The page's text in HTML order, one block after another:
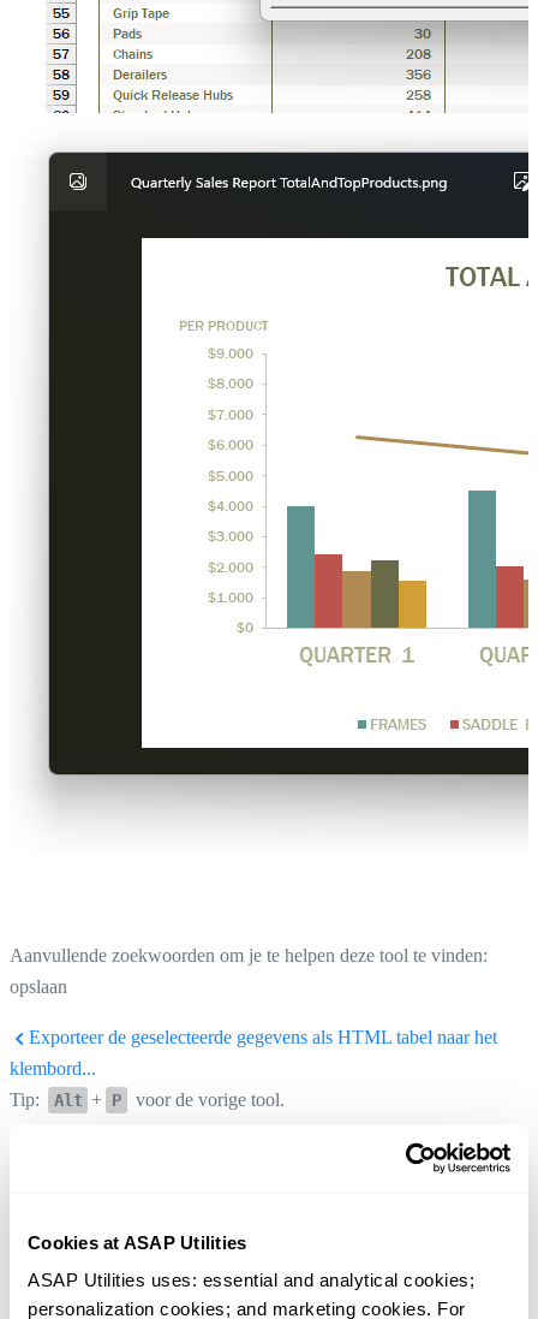
Cookies at ASAP Utilities
ASAP Utilities uses: essential and analytical cookies;
personalization cookies; and marketing cookies. For
Aanvullende zoekwoorden om je te helpen deze tool te vinden:
opslaan
Exporteer de geselecteerde gegevens als HTML tabel naar het
klembord...
Tip:
Alt + P voor de vorige tool.